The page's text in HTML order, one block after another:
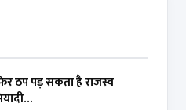
ठप पड़ सकता है राजस्व